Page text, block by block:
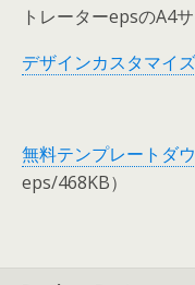
トレーターepsのA4
デザインカスタマイズ
無料テンプレートダ
eps/468KB）